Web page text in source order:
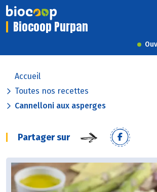
Biocoop Purpan
Accueil
Toutes nos recettes
Cannelloni aux asperges
Partager sur